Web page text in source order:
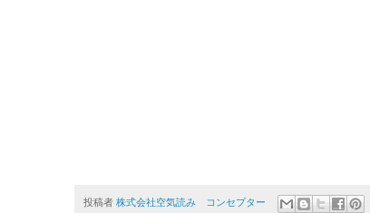
投稿者 株式会社空気読み コンセプター